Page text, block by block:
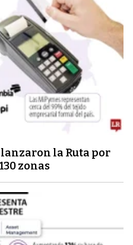
la Ruta por
zonas